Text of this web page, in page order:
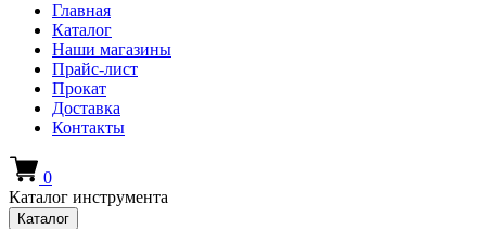
Главная
Каталог
Наши магазины
Прайс-лист
Прокат
Доставка
Контакты
0
Каталог инструмента
Каталог